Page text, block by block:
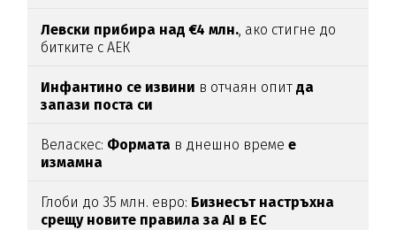
Левски прибира над €4 млн., ако стигне до
битките с АЕК
Инфантино се извини в отчаян опит да
запази поста си
Веласкес: Формата в днешно времее
измамна
Глоби до 35 млн. евро: Бизнесът настръхна
срещу новите правила за AI в ЕС